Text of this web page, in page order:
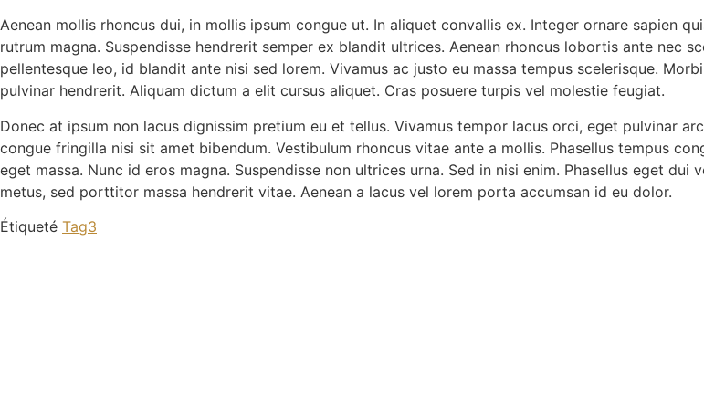
Aenean mollis rhoncus dui, in mollis ipsum congue ut. In aliquet convallis ex. Integer ornare sapien
rutrum magna. Suspendisse hendrerit semper ex blandit ultrices. Aenean rhoncus lobortis ante nec
pellentesque leo, id blandit ante nisi sed lorem. Vivamus ac justo eu massa tempus scelerisque.
pulvinar hendrerit. Aliquam dictum a elit cursus aliquet. Cras posuere turpis vel molestie feugiat.
Donec at ipsum non lacus dignissim pretium eu et tellus. Vivamus tempor lacus orci, eget pulvinar
congue fringilla nisi sit amet bibendum. Vestibulum rhoncus vitae ante a mollis. Phasellus tempus
eget massa. Nunc id eros magna. Suspendisse non ultrices urna. Sed in nisi enim. Phasellus eget
metus, sed porttitor massa hendrerit vitae. Aenean a lacus vel lorem porta accumsan id eu dolor.
Étiqueté Tag3